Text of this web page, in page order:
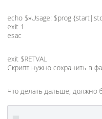
echo $»Usage: $prog
exit 1
esac
exit $RETVAL
Скрипт нужно сохранить в
Что делать дальше, должно